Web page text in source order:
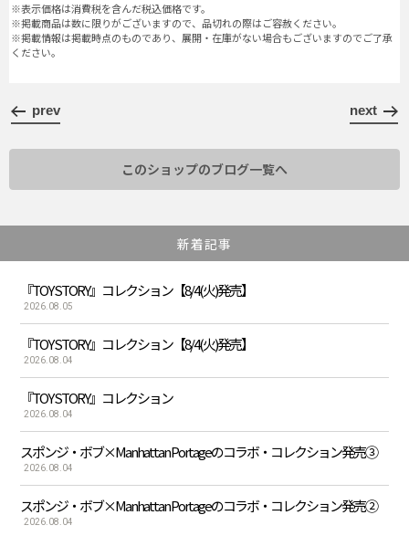
※表示価格は消費税を含んだ税込価格です。
※掲載商品は数に限りがございますので、品切れの際はご容赦ください。
※掲載情報は掲載時点のものであり、展開・在庫がない場合もございますのでご了承
ください。
prev next
このショップのブログ一覧へ
新着記事
『TOY STORY』コレクション【8/4(火)発売】
2026.08.05
『TOY STORY』コレクション【8/4(火)発売】
2026.08.04
『TOY STORY』コレクション
2026.08.04
スポンジ・ボブ×Manhattan Portageのコラボ・コレクション発売③
2026.08.04
スポンジ・ボブ×Manhattan Portageのコラボ・コレクション発売②
2026.08.04